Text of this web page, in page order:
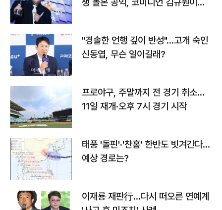
생 돌본 공익, 코미디언 김규원이었
"경솔한 언행 깊이 반성"…고개 숙인
신동엽, 무슨 일이길래?
프로야구, 주말까지 전 경기 취소…
11일 재개·오후 7시 경기 시작
태풍 '돌핀'·'찬홈' 한반도 빗겨간다…
예상 경로는?
이재룡 재판行…다시 떠오른 연예계